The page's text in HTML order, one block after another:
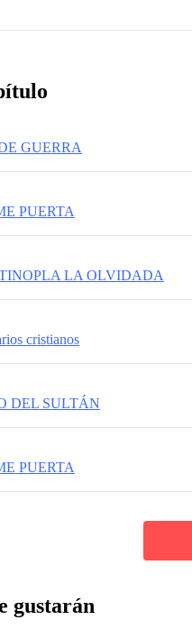
GUERRA
PUERTA
LA OLVIDADA
cristianos
DEL SULTÁN
PUERTA
gustarán